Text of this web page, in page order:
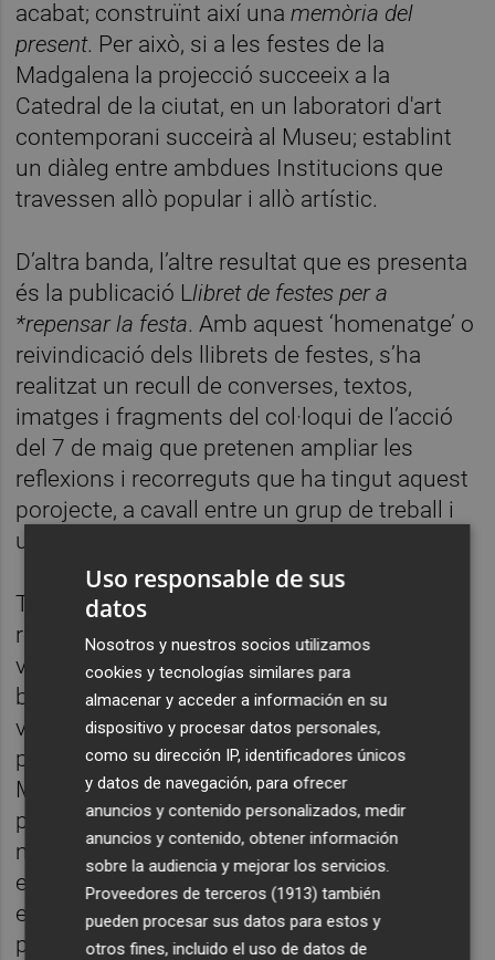
acabat; construïnt així unamemòria del
present. Per això, si a les festes de la
Madgalena la projecció succeeix a la
Catedral de la ciutat, en un laboratori d'art
contemporani succeirà al Museu; establint
un diàleg entre ambdues Institucions que
travessen allò popular i allò artístic.
D’altra banda, l’altre resultat que es presenta
és la publicació Llibret de festes per a
*repensar la festa. Amb aquest ‘homenatge’ o
reivindicació dels llibrets de festes, s’ha
realitzat un recull de converses, textos,
imatges i fragments del col·loqui de l’acció
del 7 de maig que pretenen ampliar les
reflexions i recorreguts que ha tingut aquest
porojecte, a cavall entre un grup de treball i
un programa públic.
Tant el vídeo com la publicació són els
resultats de producció del laboratori, que es
va activar a través d’un procés de recerca de
bilbiografia, imatges, audiovisuals, textos i
viviències personals al voltant de la festa,
prenent com a cas d'estudi la festa de la
Magdalena a Castelló, que estava just a les
portes de l’inici del projecte. Posant la
mirada en el context local, a més durant les
esperades festes de la Magdalena de 2022,
es va fer un exrcici vivencial per a repensar,
problematitzar i reivindicar els punts
Uso responsable de sus
datos
Nosotros y nuestros socios utilizamos
cookies y tecnologías similares para
almacenar y acceder a información en su
dispositivo y procesar datos personales,
como su dirección IP, identificadores únicos
y datos de navegación, para ofrecer
anuncios y contenido personalizados, medir
anuncios y contenido, obtener información
sobre la audiencia y mejorar los servicios.
Proveedores de terceros (1913) también
pueden procesar sus datos para estos y
otros fines, incluido el uso de datos de